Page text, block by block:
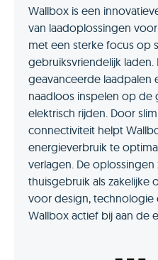
Wallbox is een
van laadoplossingen
met een sterke focus op
gebruiksvriendelijk
geavanceerde laadpalen
naadloos inspelen op
elektrisch rijden. Door
connectiviteit helpt
energieverbruik te
verlagen. De
thuisgebruik als
voor design, technologie
Wallbox actief bij aan de